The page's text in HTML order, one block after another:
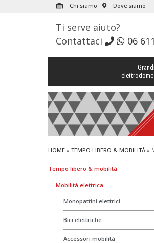
Chi siamo Dove siamo
Ti serve aiuto?
Contattaci
06
Grandi
HOME» TEMPO LIBERO & MOBILITÀ»
Tempo libero & mobilità
Mobilità elettrica
Monopattini elettrici
Bici elettriche
Accessori mobilità